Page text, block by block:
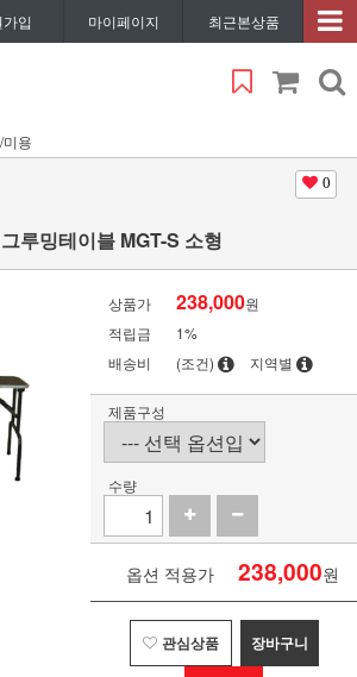
가입 마이페이지 최근본상품
미용
0
루밍테이블 MGT-S 소형
상품가 238,000원
적립금
1%
배송비
(조건) 지역별
제품구성
수량
옵션 적용가 238,000원
관심상품 장바구니